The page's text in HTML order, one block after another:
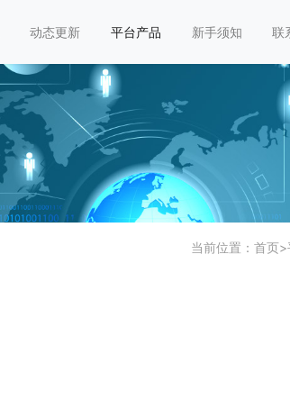
动态更新 平台产品 新手须知 联
当前位置： 首页>